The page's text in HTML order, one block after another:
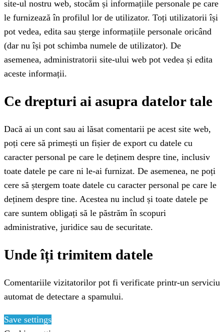
site-ul nostru web, stocăm și informațiile personale pe care
le furnizează în profilul lor de utilizator. Toți utilizatorii își
pot vedea, edita sau șterge informațiile personale oricând
(dar nu își pot schimba numele de utilizator). De
asemenea, administratorii site-ului web pot vedea și edita
aceste informații.
Ce drepturi ai asupra datelor tale
Dacă ai un cont sau ai lăsat comentarii pe acest site web,
poți cere să primești un fișier de export cu datele cu
caracter personal pe care le deținem despre tine, inclusiv
toate datele pe care ni le-ai furnizat. De asemenea, ne poți
cere să ștergem toate datele cu caracter personal pe care le
deținem despre tine. Acestea nu includ și toate datele pe
care suntem obligați să le păstrăm în scopuri
administrative, juridice sau de securitate.
Unde îți trimitem datele
Comentariile vizitatorilor pot fi verificate printr-un serviciu
automat de detectare a spamului.
Save settings